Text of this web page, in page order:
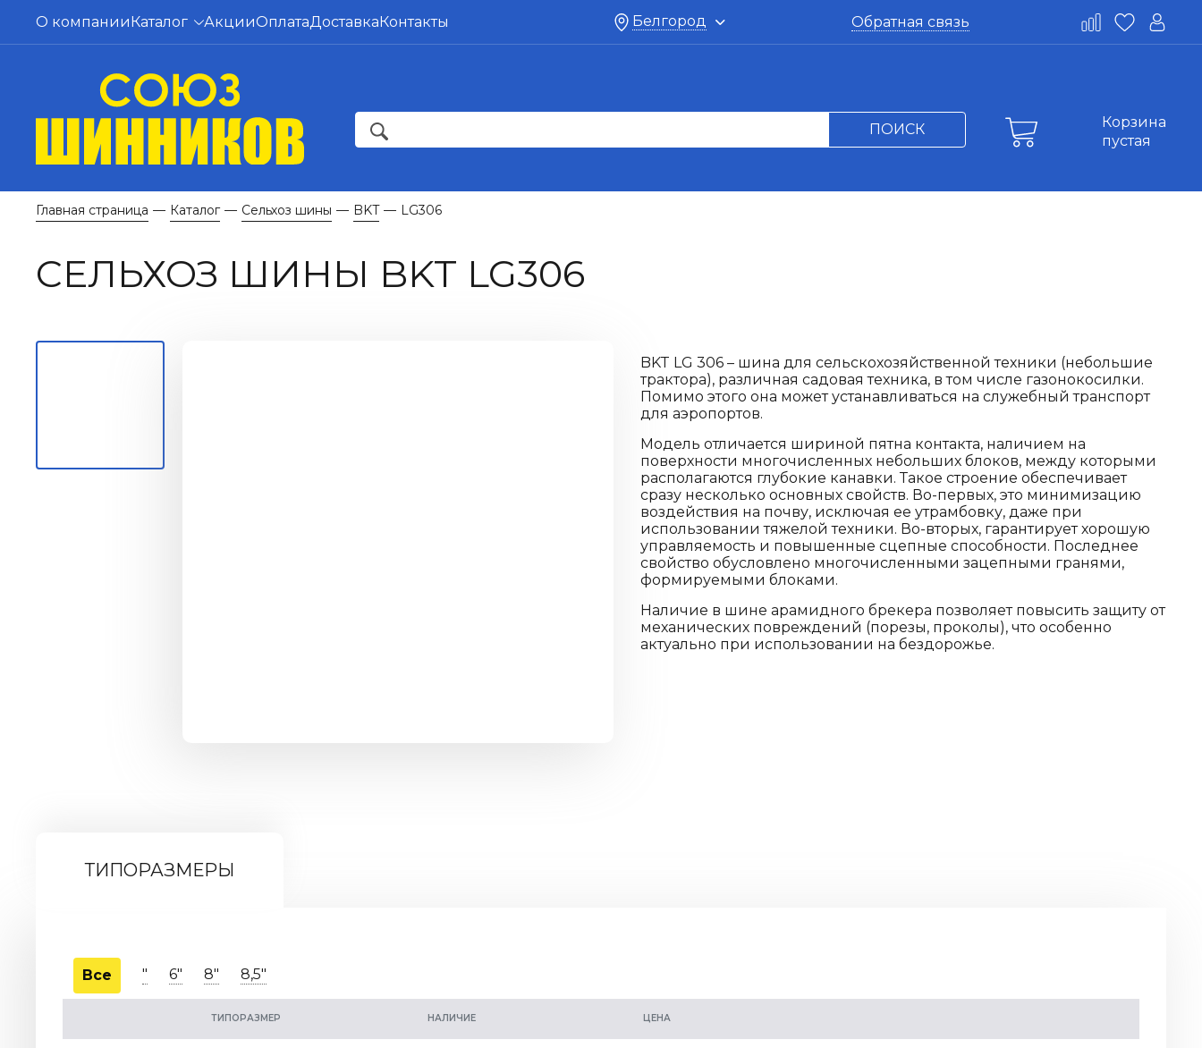
О компанииКаталог АкцииОплатаДоставкаКонтакты Белгород Обратная связь
ПОИСК
Корзина
пустая
Главная страница — Каталог — Сельхоз шины — BKT — LG306
СЕЛЬХОЗ ШИНЫ BKT LG306
BKT LG 306 – шина для сельскохозяйственной техники (небольшие
трактора), различная садовая техника, в том числе газонокосилки.
Помимо этого она может устанавливаться на служебный транспорт
для аэропортов.
Модель отличается шириной пятна контакта, наличием на
поверхности многочисленных небольших блоков, между которыми
располагаются глубокие канавки. Такое строение обеспечивает
сразу несколько основных свойств. Во-первых, это минимизацию
воздействия на почву, исключая ее утрамбовку, даже при
использовании тяжелой техники. Во-вторых, гарантирует хорошую
управляемость и повышенные сцепные способности. Последнее
свойство обусловлено многочисленными зацепными гранями,
формируемыми блоками.
Наличие в шине арамидного брекера позволяет повысить защиту от
механических повреждений (порезы, проколы), что особенно
актуально при использовании на бездорожье.
ТИПОРАЗМЕРЫ
Все " 6" 8" 8,5"
ТИПОРАЗМЕР НАЛИЧИЕ ЦЕНА